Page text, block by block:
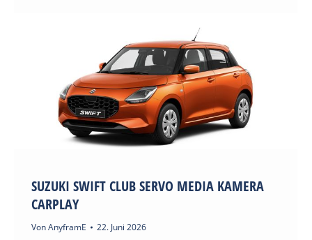
SUZUKI SWIFT CLUB SERVO MEDIA KAMERA
CARPLAY
VonAnyframE 22. Juni 2026